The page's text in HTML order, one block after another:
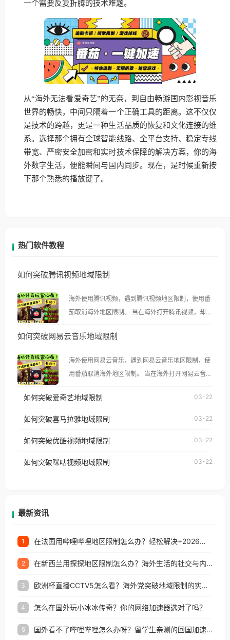
一个需要反复折腾的技术难题。
从“海外无法看爱奇艺”的无奈，到自由畅游国内影视音乐
世界的畅快，中间只隔着一个正确工具的距离。这不仅仅
是技术的跨越，更是一种生活品质的恢复和文化连接的维
系。选择那个拥有全球智能线路、全平台支持、稳定专线
带宽、严密安全加密和实时技术保障的解决方案，你的海
外数字生活，便能瞬间与国内同步。现在，是时候重新按
下那个熟悉的播放键了。
热门软件教程
如何突破腾讯视频地域限制
海外使用腾讯视频，遇到腾讯视频地区限制，使用番
茄取消海外地区限制。 当在海外打开腾讯视频，却突
示语。 海外用户如香港、澳门、台湾、美国、加拿
像其他音乐平台一样，出现地区及版权限制问题，且
仅能在中国大陆地区播放。 遇到这个问题的朋友们，
台湾、美国、加拿大、澳大利亚、欧洲等国家和地区
权限制所困扰。
如何突破网易云音乐地域限制
海外使用网易云音乐，遇到网易云音乐地区限制，使
用番茄取消海外地区限制。 当在海外打开网易云音
播放”的提示语。 海外用户如香港、澳门、台湾、美
制问题，且仅能在中国大陆地区播放。 遇到这个问题
户收听网易云音乐地区版权限制」的问题，无论人在
如何突破爱奇艺地域限制 03-22
如何突破喜马拉雅地域限制 03-22
如何突破优酷视频地域限制 03-22
如何突破咪咕视频地域限制 03-22
最新资讯
1 在法国用哔哩哔哩地区限制怎么办？轻松解决+2026世界杯看球攻略
2 在新西兰用探探地区限制怎么办？海外生活的社交与内容之困
3 欧洲杯直播CCTV5怎么看？海外党突破地域限制的实用指南
4 怎么在国外玩小冰冰传奇？你的网络加速器选对了吗？
5 国外看不了哔哩哔哩怎么办呀？留学生亲测的回国加速全攻略（含酷我音乐渤海银行解决方法）